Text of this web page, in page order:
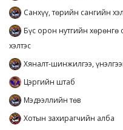
Санхүү, төрийн сангийн
Бүс орон нутгийн хөрөнгө
хэлтэс
Хяналт-шинжилгээ,
Цэргийн штаб
Мэдээллийн төв
Хотын захирагчийн алба